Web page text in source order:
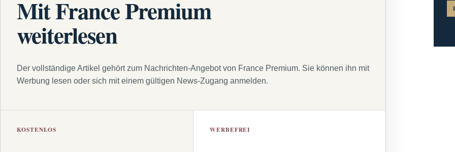
Mit France Premium
weiterlesen
Der vollständige Artikel gehört zum Nachrichten-Angebot von France Premium. Sie können ihn mit
Werbung lesen oder sich mit einem gültigen News-Zugang anmelden.
KOSTENLOS WERBEFREI